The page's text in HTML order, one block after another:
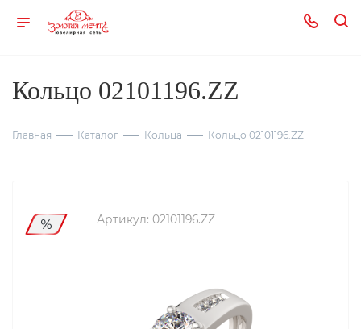
Кольцо 02101196.ZZ
Главная Каталог Кольца Кольцо 02101196.ZZ
Артикул: 02101196.ZZ